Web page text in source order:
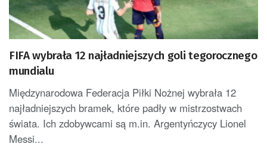
FIFA wybrała 12 najładniejszych goli tegorocznego
mundialu
Międzynarodowa Federacja Piłki Nożnej wybrała 12
najładniejszych bramek, które padły w mistrzostwach
świata. Ich zdobywcami są m.in. Argentyńczycy Lionel
Messi...